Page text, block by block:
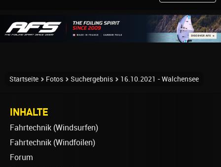
Startseite Fotos Suchergebnis 16.10.2021 - Walchensee
INHALTE
Fahrtechnik (Windsurfen)
Fahrtechnik (Windfoilen)
Forum